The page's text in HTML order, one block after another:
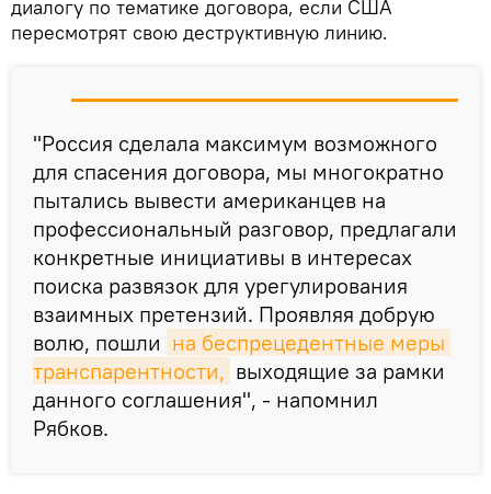
диалогу по тематике договора, если США
пересмотрят свою деструктивную линию.
"Россия сделала максимум возможного
для спасения договора, мы многократно
пытались вывести американцев на
профессиональный разговор, предлагали
конкретные инициативы в интересах
поиска развязок для урегулирования
взаимных претензий. Проявляя добрую
волю, пошли на беспрецедентные меры
транспарентности, выходящие за рамки
данного соглашения", - напомнил
Рябков.